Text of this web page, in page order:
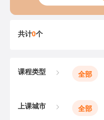
共计0个
课程类型 全部
上课城市 全部